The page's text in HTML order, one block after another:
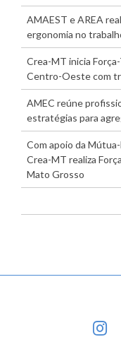
AMAEST e AREA
ergonomia no
Crea-MT inicia
Centro-Oeste com
AMEC reúne
estratégias para
Com apoio da
Crea-MT realiza
Mato Grosso